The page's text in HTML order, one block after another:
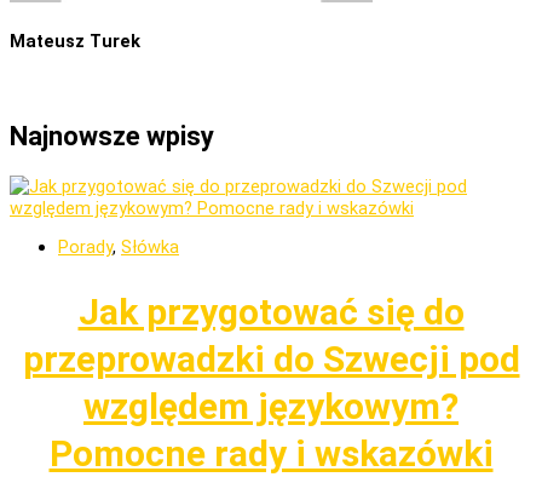
Mateusz Turek
Najnowsze wpisy
Porady, Słówka
Jak przygotować się do
przeprowadzki do Szwecji pod
względem językowym?
Pomocne rady i wskazówki